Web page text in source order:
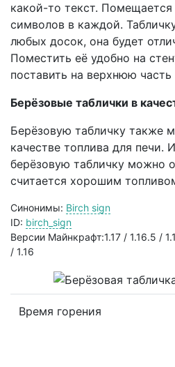
какой-то текст.
символов в каждой.
любых досок, она будет
Поместить её удобно на
поставить на верхнюю часть
Берёзовые таблички в
Берёзовую табличку также
качестве топлива для печи.
берёзовую табличку можно
считается хорошим
Синонимы: Birch sign
ID: birch_sign
Версии Майнкрафт:1.17 / 1.16.5 /
/ 1.16
Время горения